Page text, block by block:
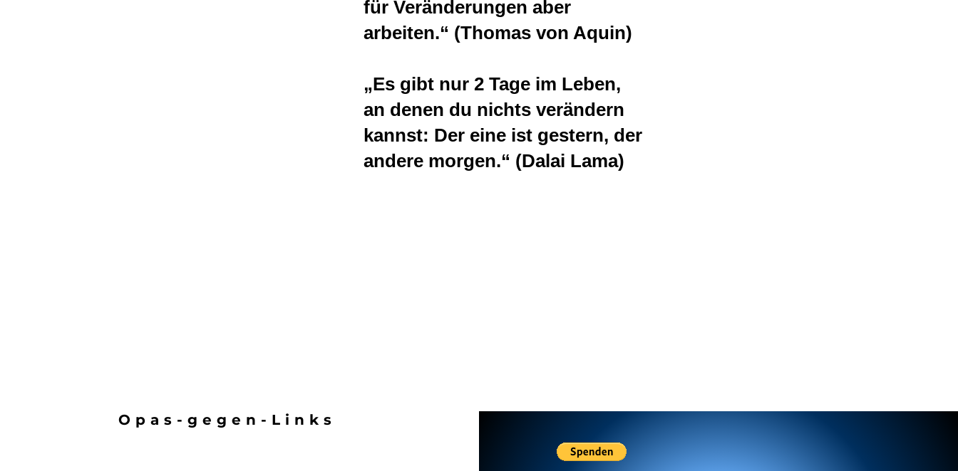
für Veränderungen aber
arbeiten.“ (Thomas von Aquin)
„Es gibt nur 2 Tage im Leben,
an denen du nichts verändern
kannst: Der eine ist gestern, der
andere morgen.“ (Dalai Lama)
Opas-gegen-Links